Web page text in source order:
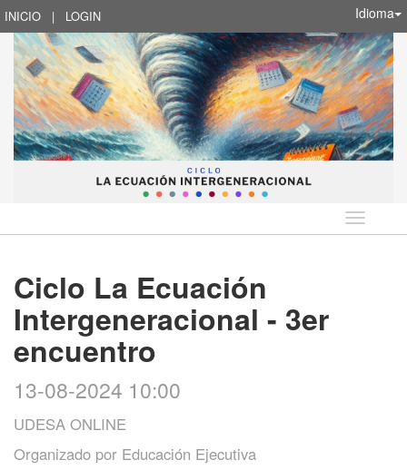
INICIO | LOGIN Idioma
Idioma
Ciclo La Ecuación
Intergeneracional - 3er
encuentro
13-08-2024 10:00
UDESA ONLINE
Organizado por Educación Ejecutiva